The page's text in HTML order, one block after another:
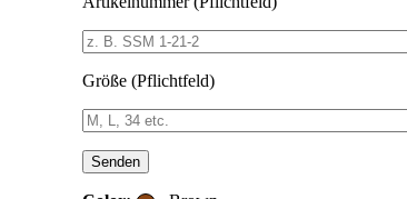
Größe (Pflichtfeld)
Bitte lasse dieses Feld leer.